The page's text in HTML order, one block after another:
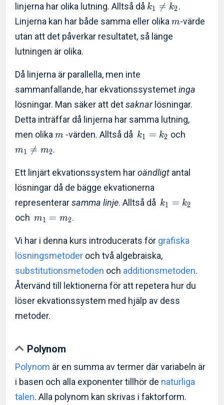
linjerna har olika lutning. Alltså då k1 
= k2.
Linjerna kan har både samma eller olika m-värde
utan att det påverkar resultatet, så länge
lutningen är olika.
Då linjerna är parallella, men inte
sammanfallande, har ekvationssystemetinga
lösningar. Man säker att detsaknarlösningar.
Detta inträffar då linjerna har samma lutning,
men olika m -värden. Alltså då k1 = k2 och
m1 
= m2.
Ett linjärt ekvationssystem haroändligt antal
lösningar då de bägge ekvationerna
representerarsamma linje. Alltså då k1 = k2
och m1 = m2.
Vi har i denna kurs introducerats för grafiska
lösningsmetoder och två algebraiska,
substitutionsmetoden och additionsmetoden.
Återvänd till lektionerna för att repetera hur du
löser ekvationssystem med hjälp av dess
metoder.
Polynom
Polynom är en summa av termer där variabeln är
i basen och alla exponenter tillhör de naturliga
talen. Alla polynom kan skrivas i faktorform.